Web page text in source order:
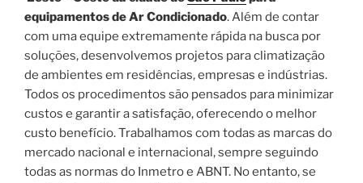
equipamentos de Ar Condicionado. Além de contar
com uma equipe extremamente rápida na busca por
soluções, desenvolvemos projetos para climatização
de ambientes em residências, empresas e indústrias.
Todos os procedimentos são pensados para minimizar
custos e garantir a satisfação, oferecendo o melhor
custo benefício. Trabalhamos com todas as marcas do
mercado nacional e internacional, sempre seguindo
todas as normas do Inmetro e ABNT. No entanto, se